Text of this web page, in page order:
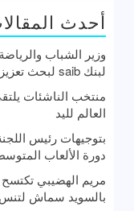
أحدث
وزير الشباب
لبنك saib لبحث تعزيز التعاون المشترك بين الجانبين
منتخب الناشئات
العالم لليد
بتوجيهات رئيس
دورة الألعاب
مريم الهضيبي تكتسح
بالسويد سماش لتنس